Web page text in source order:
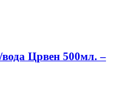
Црвен 500мл. –